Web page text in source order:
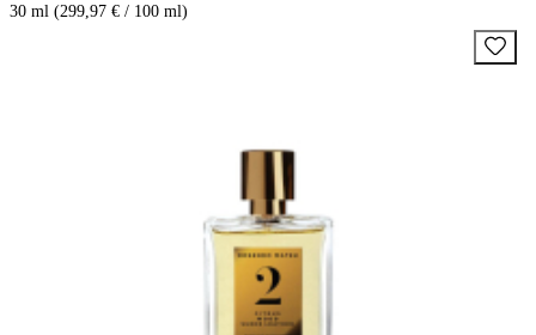
30 ml (299,97 € / 100 ml)